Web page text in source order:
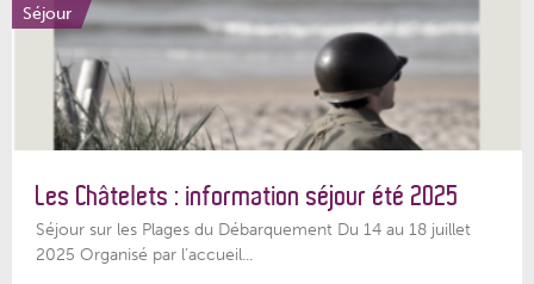
Séjour
Les Châtelets : information séjour été 2025
Séjour sur les Plages du Débarquement Du 14 au 18 juillet
2025 Organisé par l’accueil...